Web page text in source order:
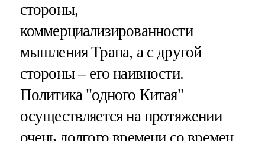
стороны,
коммерциализированности
мышления Трапа, а с другой
стороны – его наивности.
Политика "одного Китая"
осуществляется на протяжении